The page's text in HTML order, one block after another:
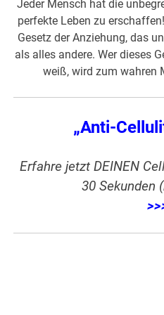
Jeder Mensch hat die
perfekte Leben zu
Gesetz der Anziehung, das
als alles andere. Wer dieses
weiß, wird zum wahren
„Anti-
Erfahre jetzt DEINEN
30 Sekunden